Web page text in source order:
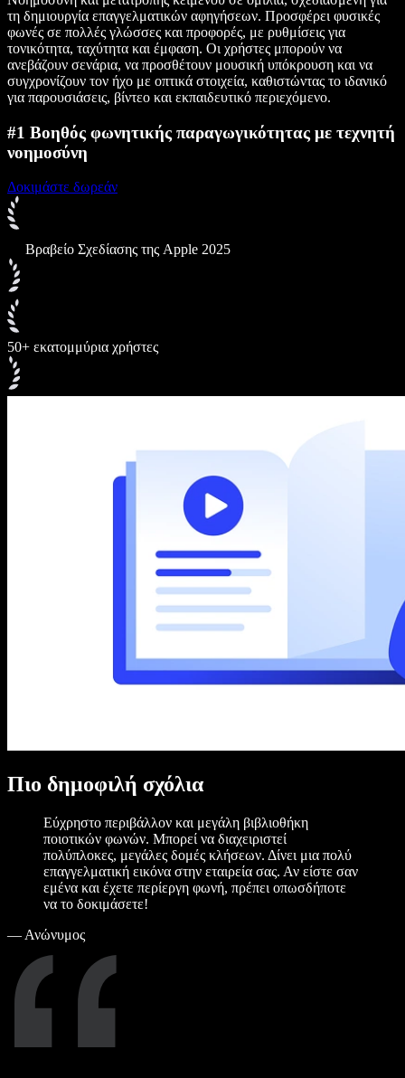
τη δημιουργία επαγγελματικών αφηγήσεων. Προσφέρει φυσικές
φωνές σε πολλές γλώσσες και προφορές, με ρυθμίσεις για
τονικότητα, ταχύτητα και έμφαση. Οι χρήστες μπορούν να
ανεβάζουν σενάρια, να προσθέτουν μουσική υπόκρουση και να
συγχρονίζουν τον ήχο με οπτικά στοιχεία, καθιστώντας το ιδανικό
για παρουσιάσεις, βίντεο και εκπαιδευτικό περιεχόμενο.
#1 Βοηθός φωνητικής παραγωγικότητας με τεχνητή
νοημοσύνη
Δοκιμάστε δωρεάν
Βραβείο Σχεδίασης της Apple 2025
50+ εκατομμύρια χρήστες
Πιο δημοφιλή σχόλια
Εύχρηστο περιβάλλον και μεγάλη βιβλιοθήκη
ποιοτικών φωνών. Μπορεί να διαχειριστεί
πολύπλοκες, μεγάλες δομές κλήσεων. Δίνει μια πολύ
επαγγελματική εικόνα στην εταιρεία σας. Αν είστε σαν
εμένα και έχετε περίεργη φωνή, πρέπει οπωσδήποτε
να το δοκιμάσετε!
— Ανώνυμος